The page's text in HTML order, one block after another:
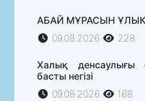
АБАЙ МҰРАСЫН
09.08.2026
228
Халық
басты негізі
09.08.2026
168